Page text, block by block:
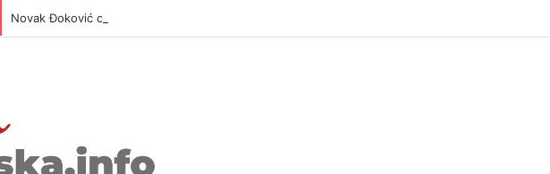
Novak Đoković otvorio dušu: “Taj poraz me uništio”